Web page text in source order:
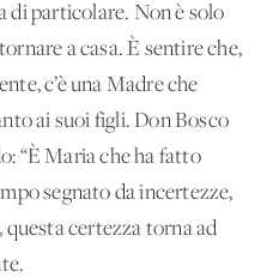
di particolare. Non è solo
a casa. È sentire che,
c’è una Madre che
ai suoi figli. Don Bosco
“È Maria che ha fatto
segnato da incertezze,
certezza torna ad